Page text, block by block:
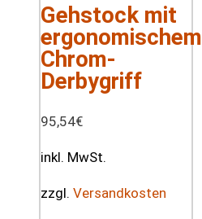
Gehstock mit
ergonomischem
Chrom-
Derbygriff
95,54€
inkl. MwSt.
zzgl. Versandkosten